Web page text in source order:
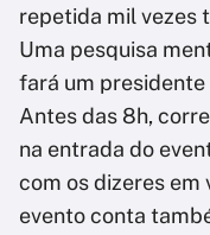
repetida mil vezes
Uma pesquisa
fará um presidente
Antes das 8h,
na entrada do
com os dizeres em
evento conta